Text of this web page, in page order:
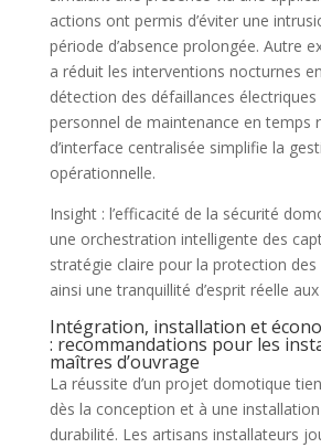
actions ont permis d’éviter une
période d’absence prolongée. Autre
a réduit les interventions nocturnes
détection des défaillances
personnel de maintenance en temps
d’interface centralisée simplifie la
opérationnelle.
Insight : l’efficacité de la sécurité
une orchestration intelligente des
stratégie claire pour la protection
ainsi une tranquillité d’esprit réelle
Intégration, installation et
: recommandations pour les
maîtres d’ouvrage
La réussite d’un projet domotique
dès la conception et à une
durabilité. Les artisans installateurs